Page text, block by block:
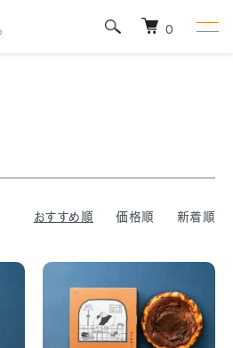
0
おすすめ順 価格順 新着順